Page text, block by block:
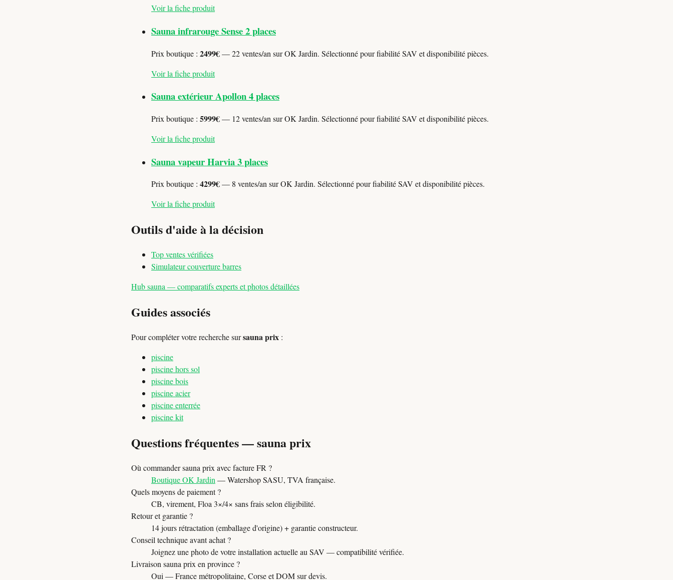
Voir la fiche produit
Sauna infrarouge Sense 2 places
Prix boutique : 2499€— 22 ventes/an sur OK Jardin. Sélectionné pour fiabilité SAV et disponibilité pièces.
Voir la fiche produit
Sauna extérieur Apollon 4 places
Prix boutique : 5999€— 12 ventes/an sur OK Jardin. Sélectionné pour fiabilité SAV et disponibilité pièces.
Voir la fiche produit
Sauna vapeur Harvia 3 places
Prix boutique : 4299€— 8 ventes/an sur OK Jardin. Sélectionné pour fiabilité SAV et disponibilité pièces.
Voir la fiche produit
Outils d'aide à la décision
Top ventes vérifiées
Simulateur couverture barres
Hub sauna — comparatifs experts et photos détaillées
Guides associés
Pour compléter votre recherche sursauna prix :
piscine
piscine hors sol
piscine bois
piscine acier
piscine enterrée
piscine kit
Questions fréquentes — sauna prix
Où commander sauna prix avec facture FR ?
Boutique OK Jardin — Watershop SASU, TVA française.
Quels moyens de paiement ?
CB, virement, Floa 3×/4× sans frais selon éligibilité.
Retour et garantie ?
14 jours rétractation (emballage d'origine) + garantie constructeur.
Conseil technique avant achat ?
Joignez une photo de votre installation actuelle au SAV — compatibilité vérifiée.
Livraison sauna prix en province ?
Oui — France métropolitaine, Corse et DOM sur devis.